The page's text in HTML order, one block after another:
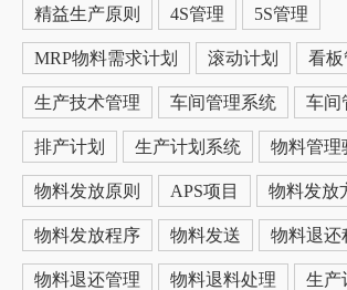
精益生产原则 4S管理 5S管理
MRP物料需求计划 滚动计划 看板
生产技术管理 车间管理系统 车间
排产计划 生产计划系统 物料管理
物料发放原则 APS项目 物料发放
物料发放程序 物料发送 物料退还
物料退还管理 物料退料处理 生产